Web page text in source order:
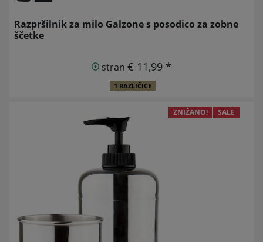
Razpršilnik za milo Galzone s posodico za zobne
ščetke
stran€ 11,99 *
1 RAZLIČICE
ZNIŽANO! SALE